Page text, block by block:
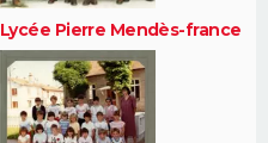
Lycée Pierre Mendès-france